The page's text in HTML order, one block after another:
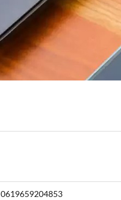
0619659204853